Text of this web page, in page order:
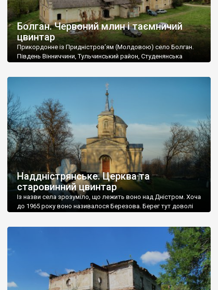
Болган. Червоний млин і таємничий
цвинтар
Прикордонне із Придністров’ям (Молдовою) село Болган.
Південь Вінниччини, Тульчинський район, Студенянська
старовинний цвинтар із кам’яними хрестами. Всі епітафії, які
збереглися, написані кирилицею, церковнослов’янською
мовою. За всіма традиційними ознаками – цвинтар
український. Хрести датуються 19 століттям. У 1924-1940
роках Болган […]
Наддністрянське. Церква та
старовинний цвинтар
Із назви села зрозуміло, що лежить воно над Дністром. Хоча
до 1965 року воно називалося Березова. Берег тут доволі
Наддністрянське відрізняється від більшості навколишніх
сіл. У селі є мурована Михайлівська церква. Точної дати […]